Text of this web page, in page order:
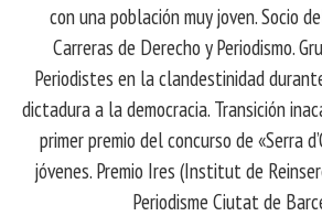
con una población muy joven. Socio
Carreras de Derecho y Periodismo.
Periodistes en la clandestinidad
dictadura a la democracia. Transición
primer premio del concurso de «Serra
jóvenes. Premio Ires (Institut de
Periodisme Ciutat de